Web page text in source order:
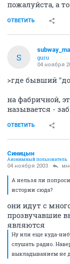
пожалуйста, а
ОТВЕТИТЬ
S
guru
04 ноября
>где бывший
на фабричной,
называется -
ОТВЕТИТЬ
Синицын
Анонимный пользователь
04 ноября 2003
А нельзя ли
истории сюда?
они идут с
прозвучавшие
являются
Ну или еще куда-
слушать радио.
выкладыванием не